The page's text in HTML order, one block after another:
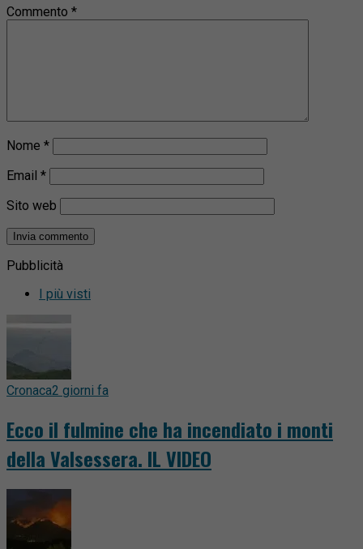
Commento *
Nome *
Email *
Sito web
Pubblicità
I più visti
Cronaca2 giorni fa
Ecco il fulmine che ha incendiato i monti
della Valsessera. IL VIDEO